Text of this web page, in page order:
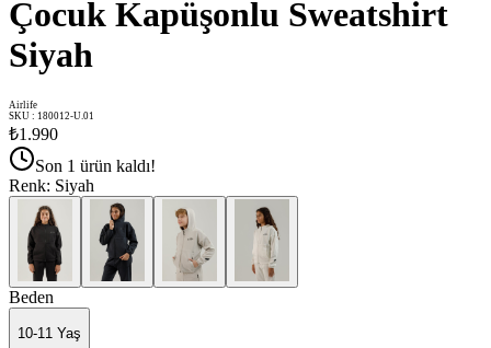
Çocuk Kapüşonlu Sweatshirt
Siyah
Airlife
SKU : 180012-U.01
₺1.990
Son 1 ürün kaldı!
Renk: Siyah
Beden
10-11 Yaş